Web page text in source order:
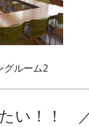
グルーム2
たい！！